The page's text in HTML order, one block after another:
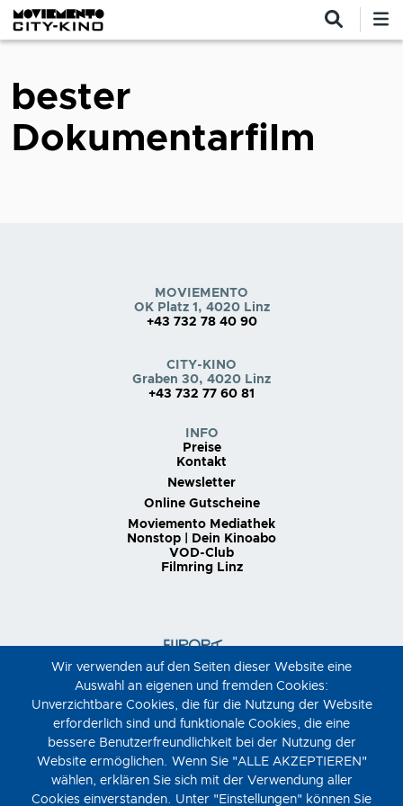
Direkt zum Inhalt
bester
Dokumentarfilm
MOVIEMENTO
OK Platz 1, 4020 Linz
+43 732 78 40 90
CITY-KINO
Graben 30, 4020 Linz
+43 732 77 60 81
INFO
Preise
Kontakt
Newsletter
Online Gutscheine
Moviemento Mediathek
Nonstop | Dein Kinoabo
VOD-Club
Filmring Linz
Wir verwenden auf den Seiten dieser Website eine
Auswahl an eigenen und fremden Cookies:
Unverzichtbare Cookies, die für die Nutzung der Website
erforderlich sind und funktionale Cookies, die eine
bessere Benutzerfreundlichkeit bei der Nutzung der
Website ermöglichen. Wenn Sie "ALLE AKZEPTIEREN"
wählen, erklären Sie sich mit der Verwendung aller
Cookies einverstanden. Unter "Einstellungen" können Sie